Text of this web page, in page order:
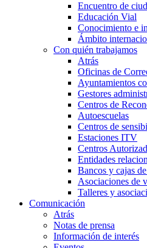
Encuentro de
Educación Vial
Conocimiento e
Ámbito
Con quién trabajamos
Atrás
Oficinas de
Ayuntamientos
Gestores
Centros de
Autoescuelas
Centros de
Estaciones ITV
Centros
Entidades
Bancos y cajas
Asociaciones de
Talleres y
Comunicación
Atrás
Notas de prensa
Información de interés